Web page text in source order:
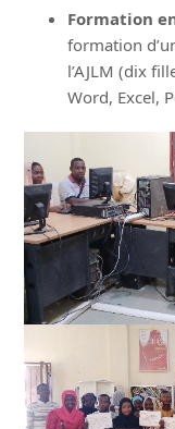
Formation
formation
l’AJLM (dix
Word, Excel,